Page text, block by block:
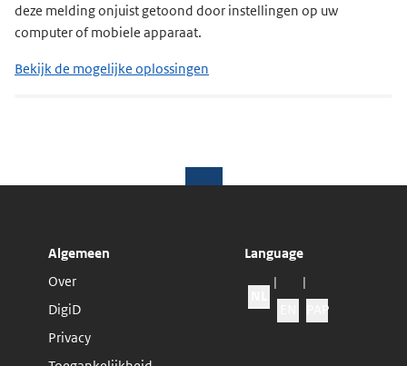
deze melding onjuist getoond door instellingen op uw
computer of mobiele apparaat.
Bekijk de mogelijke oplossingen
Algemeen
Over
DigiD
Privacy
Language
|
|
PAP